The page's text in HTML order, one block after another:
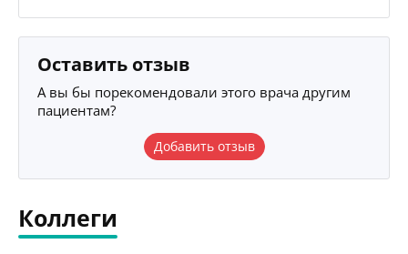
Оставить отзыв
А вы бы порекомендовали этого врача другим
пациентам?
Добавить отзыв
Коллеги